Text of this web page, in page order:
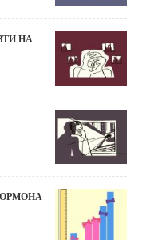
НА